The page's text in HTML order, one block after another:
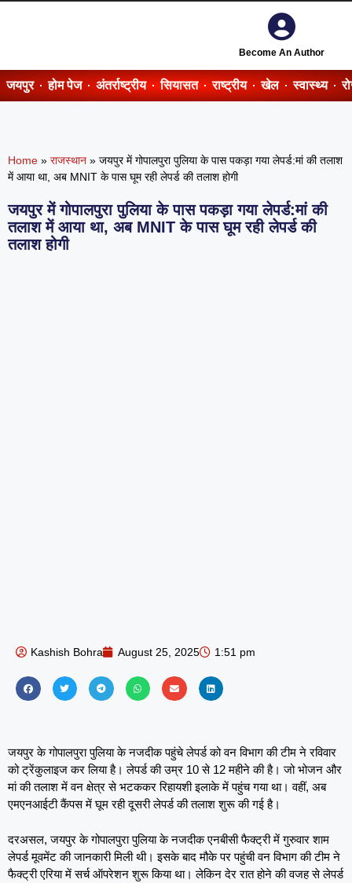
Become An Author
जयपुर होम पेज अंतर्राष्ट्रीय सियासत राष्ट्रीय खेल स्वास्थ्य
Home » राजस्थान » जयपुर में गोपालपुरा पुलिया के पास पकड़ा गया लेपर्ड:मां की तलाश
में आया था, अब MNIT के पास घूम रही लेपर्ड की तलाश होगी
जयपुर में गोपालपुरा पुलिया के पास पकड़ा गया लेपर्ड:मां की
तलाश में आया था, अब MNIT के पास घूम रही लेपर्ड की
तलाश होगी
Kashish Bohra August 25, 2025 1:51 pm
जयपुर के गोपालपुरा पुलिया के नजदीक पहुंचे लेपर्ड को वन विभाग की टीम ने रविवार
को ट्रेंकुलाइज कर लिया है। लेपर्ड की उम्र 10 से 12 महीने की है। जो भोजन और
मां की तलाश में वन क्षेत्र से भटककर रिहायशी इलाके में पहुंच गया था। वहीं, अब
एमएनआईटी कैंपस में घूम रही दूसरी लेपर्ड की तलाश शुरू की गई है।
दरअसल, जयपुर के गोपालपुरा पुलिया के नजदीक एनबीसी फैक्ट्री में गुरुवार शाम
लेपर्ड मूवमेंट की जानकारी मिली थी। इसके बाद मौके पर पहुंची वन विभाग की टीम ने
फैक्ट्री एरिया में सर्च ऑपरेशन शुरू किया था। लेकिन देर रात होने की वजह से लेपर्ड